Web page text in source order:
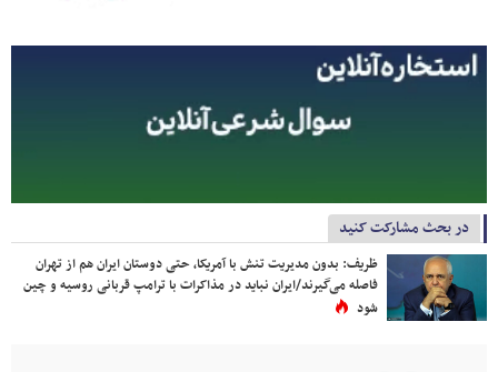
در بحث مشارکت کنید
ظریف: بدون مدیریت تنش با آمریکا، حتی دوستان ایران هم از تهران
فاصله می‌گیرند/ایران نباید در مذاکرات با ترامپ قربانی روسیه و چین
شود